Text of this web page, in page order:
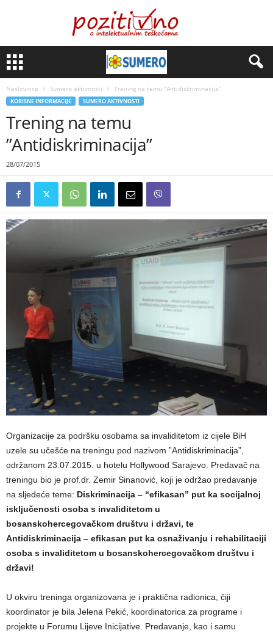
Naslovnica Sumero aktivnosti Trening na temu ”Antidiskriminacija”
KORISNE INFORMACIJE SUMERO AKTIVNOSTI
Trening na temu
”Antidiskriminacija”
28/07/2015
Organizacije za podršku osobama sa invaliditetom iz cijele BiH
uzele su učešće na treningu pod nazivom ”Antidiskriminacija”,
održanom 23.07.2015. u hotelu Hollywood Sarajevo. Predavač na
treningu bio je prof.dr. Zemir Sinanović, koji je održao predavanje
na sljedeće teme: Diskriminacija – “efikasan” put ka socijalnoj
isključenosti osoba s invaliditetom u
bosanskohercegovačkom društvu i državi, te
Antidiskriminacija – efikasan put ka osnaživanju i rehabilitaciji
osoba s invaliditetom u bosanskohercegovačkom društvu i
državi!
U okviru treninga organizovana je i praktična radionica, čiji
koordinator je bila Jelena Pekić, koordinatorica za programe i
projekte u Forumu Lijeve Inicijative. Predavanje, kao i samu